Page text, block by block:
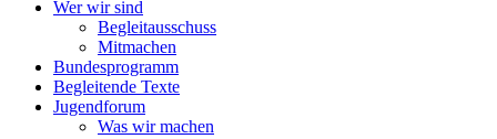
Wer wir sind
Begleitausschuss
Mitmachen
Bundesprogramm
Begleitende Texte
Jugendforum
Was wir machen